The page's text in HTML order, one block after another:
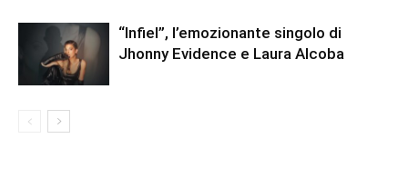
“Infiel”, l’emozionante singolo di
Jhonny Evidence e Laura Alcoba